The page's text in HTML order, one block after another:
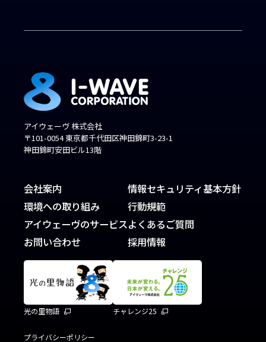
アイウェーヴ 株式会社
〒101-0054 東京都千代田区神田錦町3-23-1
神田錦町安田ビル13階
会社案内
環境への取り組み
アイウェーヴのサービス
お問い合わせ
情報セキュリティ基本方針
行動規範
よくあるご質問
採用情報
光の里物語 チャレンジ25
プライバシーポリシー